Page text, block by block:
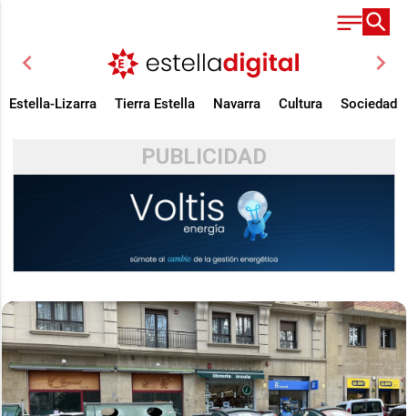
chevron_left chevron_right
Estella-Lizarra Tierra Estella Navarra Cultura Sociedad
PUBLICIDAD